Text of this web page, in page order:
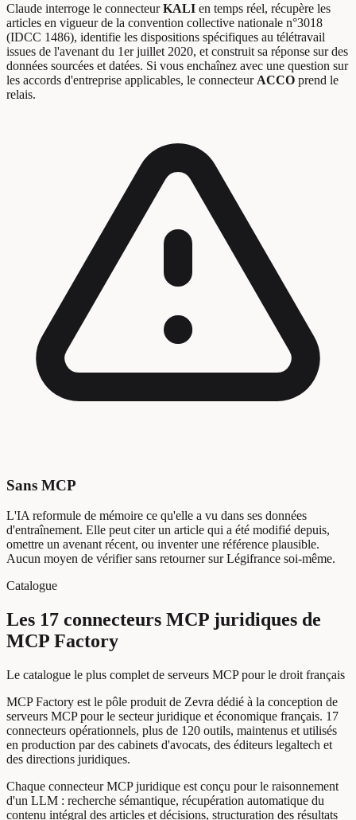
Claude interroge le connecteurKALI en temps réel, récupère les
articles en vigueur de la convention collective nationale n°3018
(IDCC 1486), identifie les dispositions spécifiques au télétravail
issues de l'avenant du 1er juillet 2020, et construit sa réponse sur des
données sourcées et datées. Si vous enchaînez avec une question sur
les accords d'entreprise applicables, le connecteur ACCO prend le
relais.
Sans MCP
L'IA reformule de mémoire ce qu'elle a vu dans ses données
d'entraînement. Elle peut citer un article qui a été modifié depuis,
omettre un avenant récent, ou inventer une référence plausible.
Aucun moyen de vérifier sans retourner sur Légifrance soi-même.
Catalogue
Les 17 connecteurs MCP juridiques de
MCP Factory
Le catalogue le plus complet de serveurs MCP pour le droit français
MCP Factory est le pôle produit de Zevra dédié à la conception de
serveurs MCP pour le secteur juridique et économique français. 17
connecteurs opérationnels, plus de 120 outils, maintenus et utilisés
en production par des cabinets d'avocats, des éditeurs legaltech et
des directions juridiques.
Chaque connecteur MCP juridique est conçu pour le raisonnement
d'un LLM : recherche sémantique, récupération automatique du
contenu intégral des articles et décisions, structuration des résultats